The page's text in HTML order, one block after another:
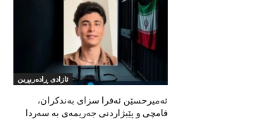
ئازادی ڕادەربڕین
ئەمیرحسێن ئەفرا سزای بەندکران،
قامچی و پێبژاردنی جەریمەی بە سەردا